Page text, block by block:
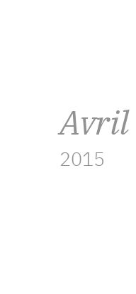
Avril
2015